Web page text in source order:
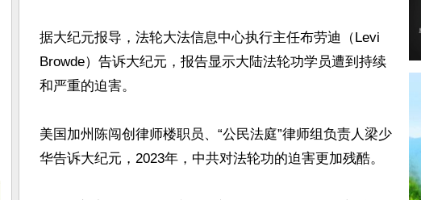
据大纪元报导，法轮大法信息中心执行主任布劳迪（Levi
Browde）告诉大纪元，报告显示大陆法轮功学员遭到持续
和严重的迫害。
美国加州陈闯创律师楼职员、“公民法庭”律师组负责人梁少
华告诉大纪元，2023年，中共对法轮功的迫害更加残酷。